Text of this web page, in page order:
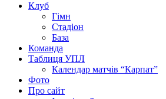
Клуб
Гімн
Стадіон
База
Команда
Таблиця УПЛ
Календар матчів “Карпат”
Фото
Про сайт